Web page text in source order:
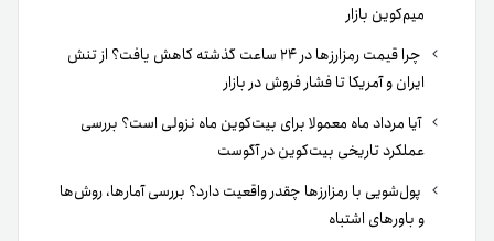
میم‌کوین بازار
چرا قیمت رمزارزها در ۲۴ ساعت گذشته کاهش یافت؟ از تنش
ایران و آمریکا تا فشار فروش در بازار
آیا مرداد ماه معمولا برای بیت‌کوین ماه نزولی است؟ بررسی
عملکرد تاریخی بیت‌کوین در آگوست
پول‌شویی با رمزارزها چقدر واقعیت دارد؟ بررسی آمارها، روش‌ها
و باورهای اشتباه